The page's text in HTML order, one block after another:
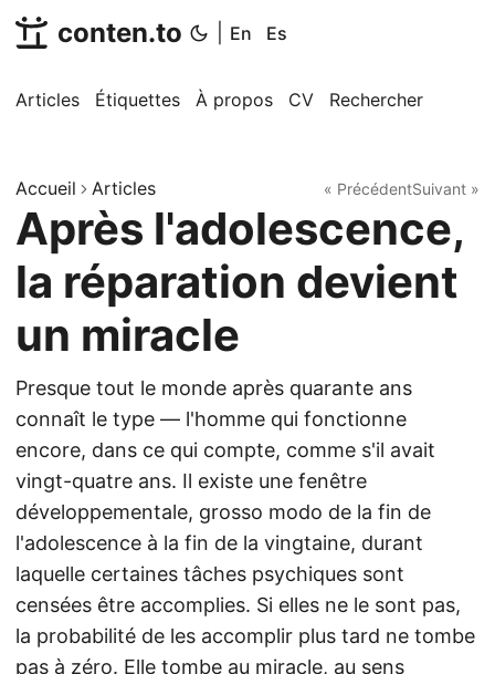
conten.to En Es
Articles Étiquettes À propos CV Rechercher
Accueil Articles « PrécédentSuivant »
Après l'adolescence,
la réparation devient
un miracle
Presque tout le monde après quarante ans
connaît le type — l'homme qui fonctionne
encore, dans ce qui compte, comme s'il avait
vingt-quatre ans. Il existe une fenêtre
développementale, grosso modo de la fin de
l'adolescence à la fin de la vingtaine, durant
laquelle certaines tâches psychiques sont
censées être accomplies. Si elles ne le sont pas,
la probabilité de les accomplir plus tard ne tombe
pas à zéro. Elle tombe au miracle, au sens